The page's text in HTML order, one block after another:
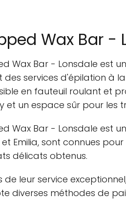
Wax Bar -
Wax Bar - Lonsdale est
des services d'épilation à
en fauteuil roulant et
et un espace sûr pour les
Wax Bar - Lonsdale est
Emilia, sont connues
délicats obtenus.
de leur service
diverses méthodes de